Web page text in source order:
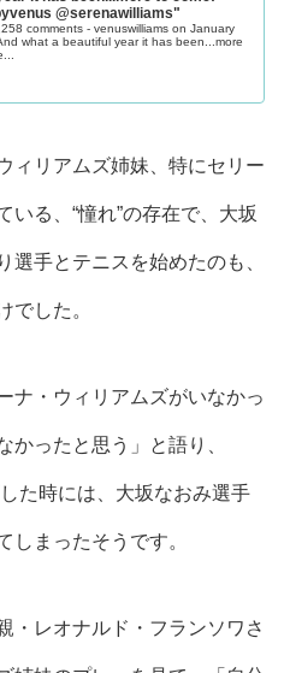
@serenawilliams"
comments - venuswilliams on January
what a beautiful year it has been...more
ィリアムズ姉妹、特にセリー
る、“憧れ”の存在で、大坂
選手と テニスを始めたのも、
でした。
ナ・ウィリアムズがいなかっ
かったと思う」 と語り、
た時には、大坂なおみ選手
しまったそうです。
・レオナルド・フランソワさ